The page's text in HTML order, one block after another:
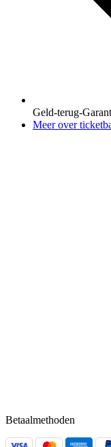
Geld-terug-
Meer over
Betaalmethoden